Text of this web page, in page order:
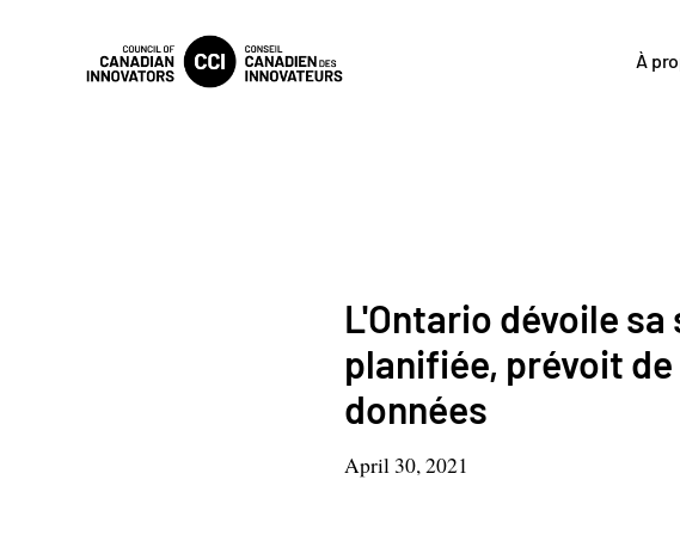
À
L'Ontario dévoile
planifiée, prévoit
données
April 30, 2021